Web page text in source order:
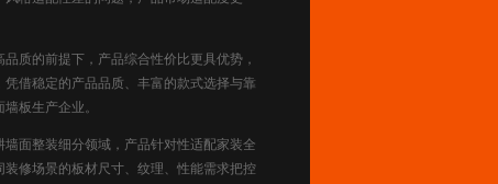
质的前提下，产品综合性价比更具优势，
借稳定的产品品质、丰富的款式选择与靠
板生产企业。
面整装细分领域，产品针对性适配家装全
修场景的板材尺寸、纹理、性能需求把控